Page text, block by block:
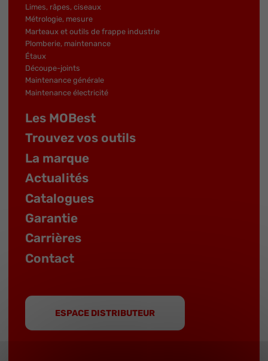
Limes, râpes, ciseaux
Métrologie, mesure
Marteaux et outils de frappe industrie
Plomberie, maintenance
Étaux
Découpe-joints
Maintenance générale
Maintenance électricité
Les MOBest
Trouvez vos outils
La marque
Actualités
Catalogues
Garantie
Carrières
Contact
ESPACE DISTRIBUTEUR